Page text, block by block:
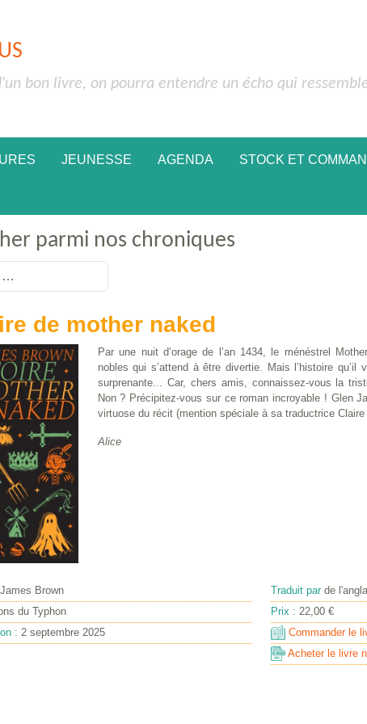
bon livre, on pourra entendre un écho qui
JEUNESSE AGENDA STOCK ET
parmi nos chroniques
de mother naked
Par une nuit d’orage de l’an 1434, le ménéstrel
nobles qui s’attend à être divertie. Mais l’histoire
surprenante... Car, chers amis, connaissez-vous la
Non ? Précipitez-vous sur ce roman incroyable ! Glen
virtuose du récit (mention spéciale à sa traductrice Claire
Alice
Brown
du Typhon
: 2 septembre 2025
Traduit par de
Prix : 22,00 €
Commander le
Acheter le livre